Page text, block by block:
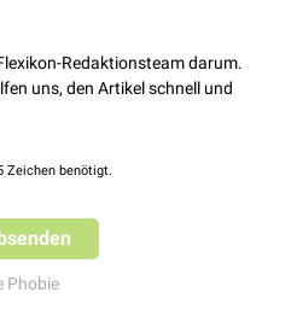
Redaktionsteam darum.
uns, den Artikel schnell und
Zeichen benötigt.
Phobie